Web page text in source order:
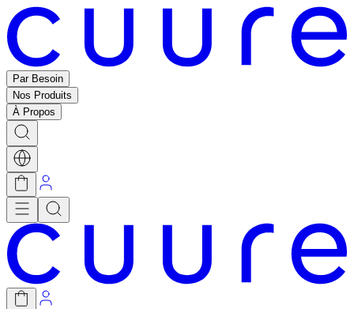
Par Besoin
Nos Produits
À Propos